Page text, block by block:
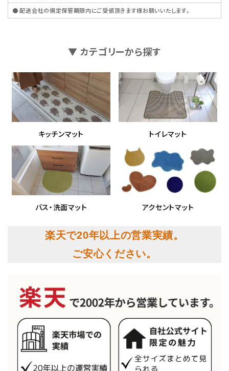
● 配送会社の規定保管期限内にご受領頂きます様お願いいたします。
▼ カテゴリーから探す
キッチンマット トイレマット
バス・洗面マット アクセントマット
楽天で20年以上の営業実績。
ご安心ください。